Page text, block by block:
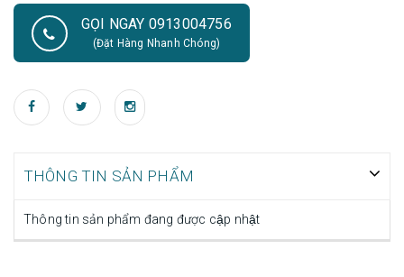
GỌI NGAY 0913004756
(Đặt Hàng Nhanh Chóng)
THÔNG TIN SẢN PHẨM
Thông tin sản phẩm đang được cập nhật